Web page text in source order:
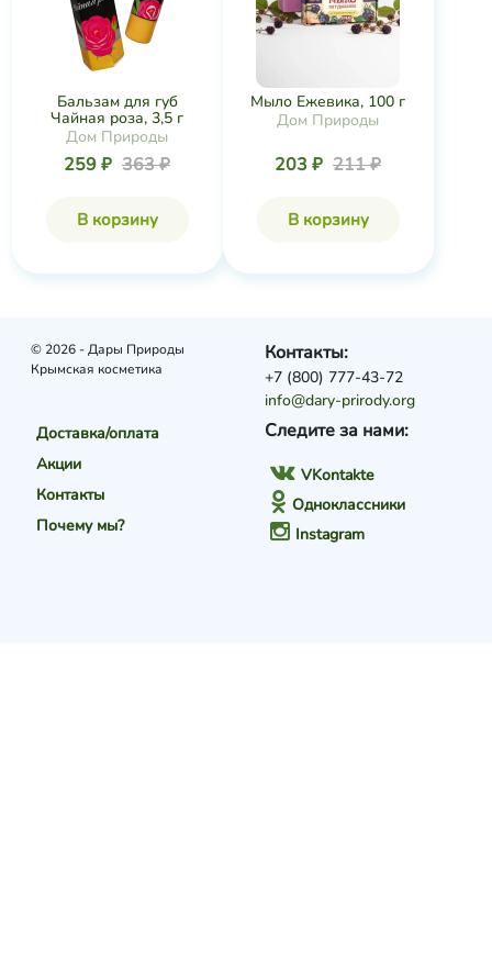
Бальзам для губ
Чайная роза, 3,5 г
Дом Природы
259 ₽ 363 ₽
В корзину
Мыло Ежевика, 100 г
Дом Природы
203 ₽ 211 ₽
В корзину
© 2026 - Дары Природы
Крымская косметика
Доставка/оплата
Акции
Контакты
Почему мы?
Следите за нами:
VKontakte
Одноклассники
Instagram
Контакты:
+7 (800) 777-43-72
info@dary-prirody.org